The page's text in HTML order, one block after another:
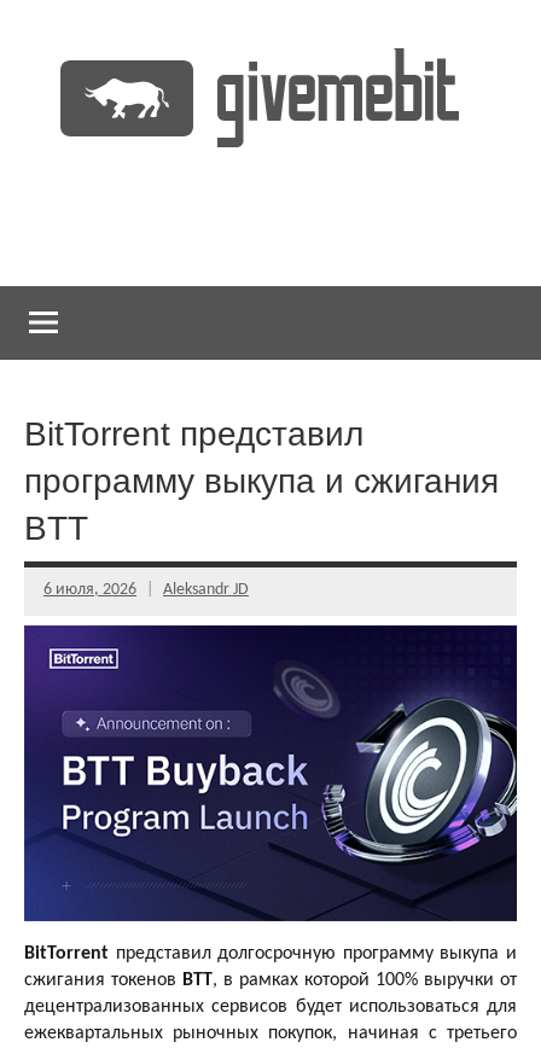
содержимому
BitTorrent представил
программу выкупа и сжигания
BTT
6 июля, 2026 Aleksandr JD
BitTorrent представил долгосрочную программу выкупа и
сжигания токенов BTT, в рамках которой 100% выручки от
децентрализованных сервисов будет использоваться для
ежеквартальных рыночных покупок, начиная с третьего